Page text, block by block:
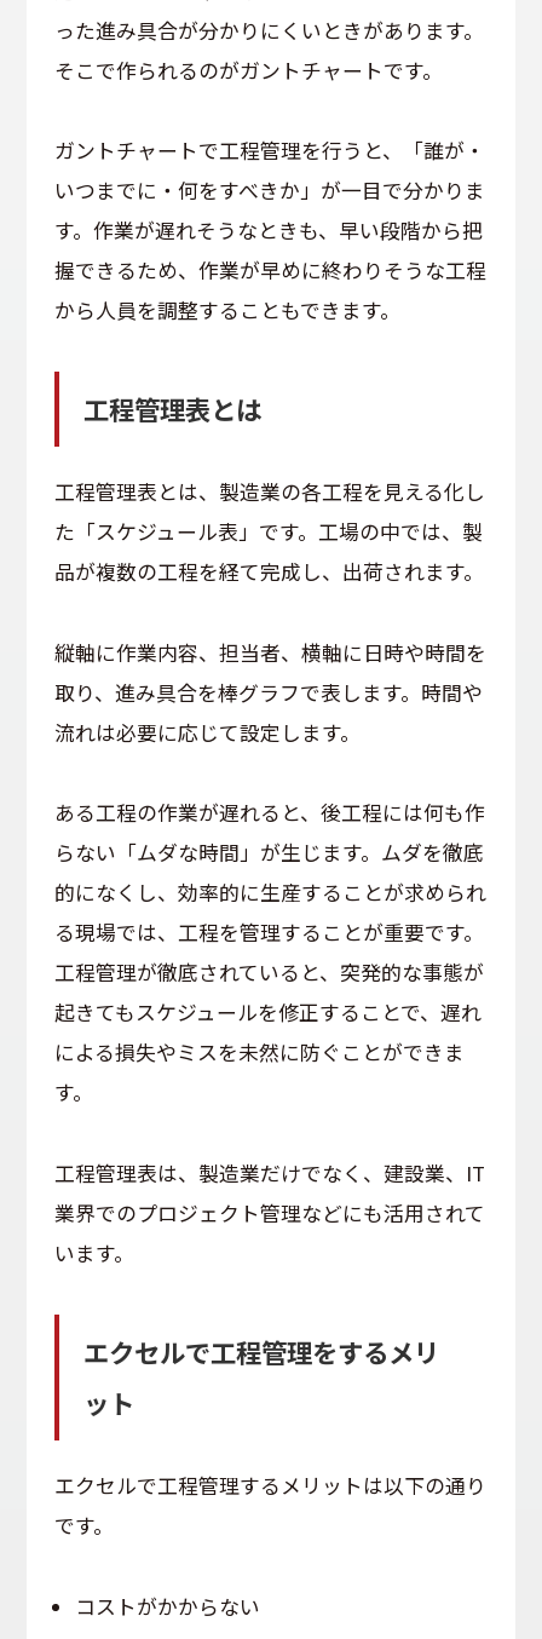
った進み具合が分かりにくいときがあります。
そこで作られるのがガントチャートです。
ガントチャートで工程管理を行うと、「誰が・
いつまでに・何をすべきか」が一目で分かりま
す。作業が遅れそうなときも、早い段階から把
握できるため、作業が早めに終わりそうな工程
から人員を調整することもできます。
工程管理表とは
工程管理表とは、製造業の各工程を見える化し
た「スケジュール表」です。工場の中では、製
品が複数の工程を経て完成し、出荷されます。
縦軸に作業内容、担当者、横軸に日時や時間を
取り、進み具合を棒グラフで表します。時間や
流れは必要に応じて設定します。
ある工程の作業が遅れると、後工程には何も作
らない「ムダな時間」が生じます。ムダを徹底
的になくし、効率的に生産することが求められ
る現場では、工程を管理することが重要です。
工程管理が徹底されていると、突発的な事態が
起きてもスケジュールを修正することで、遅れ
による損失やミスを未然に防ぐことができま
す。
工程管理表は、製造業だけでなく、建設業、IT
業界でのプロジェクト管理などにも活用されて
います。
エクセルで工程管理をするメリ
ット
エクセルで工程管理するメリットは以下の通り
です。
コストがかからない